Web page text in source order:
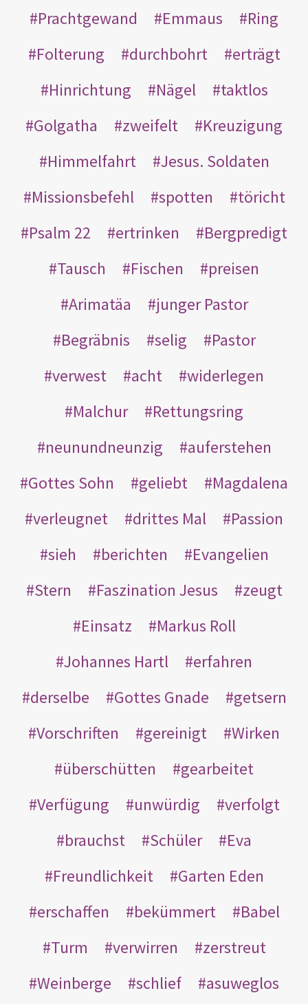
Prachtgewand
Emmaus
Ring
Folterung
durchbohrt
erträgt
Hinrichtung
Nägel
taktlos
Golgatha
zweifelt
Kreuzigung
Himmelfahrt
Jesus. Soldaten
Missionsbefehl
spotten
töricht
Psalm 22
ertrinken
Bergpredigt
Tausch
Fischen
preisen
Arimatäa
junger Pastor
Begräbnis
selig
Pastor
verwest
acht
widerlegen
Malchur
Rettungsring
neunundneunzig
auferstehen
Gottes Sohn
geliebt
Magdalena
verleugnet
drittes Mal
Passion
sieh
berichten
Evangelien
Stern
Faszination Jesus
zeugt
Einsatz
Markus Roll
Johannes Hartl
erfahren
derselbe
Gottes Gnade
getsern
Vorschriften
gereinigt
Wirken
überschütten
gearbeitet
Verfügung
unwürdig
verfolgt
brauchst
Schüler
Eva
Freundlichkeit
Garten Eden
erschaffen
bekümmert
Babel
Turm
verwirren
zerstreut
Weinberge
schlief
asuweglos